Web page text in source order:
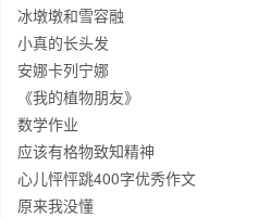
冰墩墩和雪容融
小真的长头发
安娜卡列宁娜
《我的植物朋友》
数学作业
应该有格物致知精神
心儿怦怦跳400字优秀作文
原来我没懂